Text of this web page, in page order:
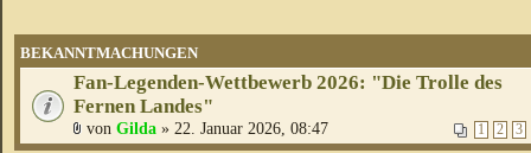
BEKANNTMACHUNGEN
Fan-Legenden-Wettbewerb 2026: "Die Trolle des
Fernen Landes"
1 2 3
von Gilda » 22. Januar 2026, 08:47